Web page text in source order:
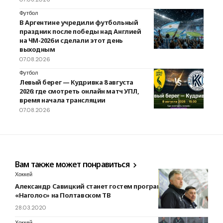
Футбол
В Аргентине учредили футбольный
праздник после победы над Англией
на ЧМ-2026 и сделали этот день
выходным
07.08.2026
Футбол
Левый берег — Кудривка 8 августа
2026: где смотреть онлайн матч УПЛ,
время начала трансляции
07.08.2026
Вам также может понравиться
Хоккей
Александр Савицкий станет гостем программы
«Наголос» на Полтавском ТВ
28.03.2020